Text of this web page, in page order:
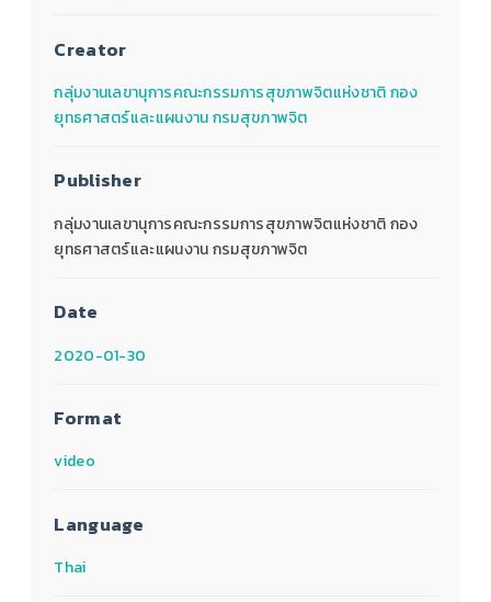
Creator
กลุ่มงานเลขานุการคณะกรรมการสุขภาพจิตแห่งชาติ กอง
ยุทธศาสตร์และแผนงาน กรมสุขภาพจิต
Publisher
กลุ่มงานเลขานุการคณะกรรมการสุขภาพจิตแห่งชาติ กอง
ยุทธศาสตร์และแผนงาน กรมสุขภาพจิต
Date
2020-01-30
Format
video
Language
Thai